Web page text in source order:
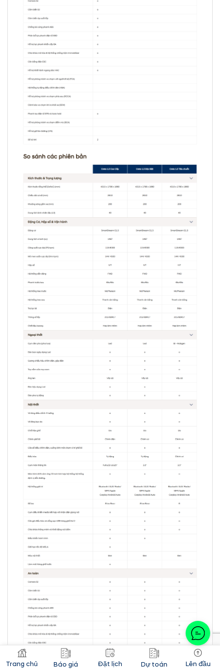
Trang chủ Báo giá Đặt lịch Dự toán Lên đầu